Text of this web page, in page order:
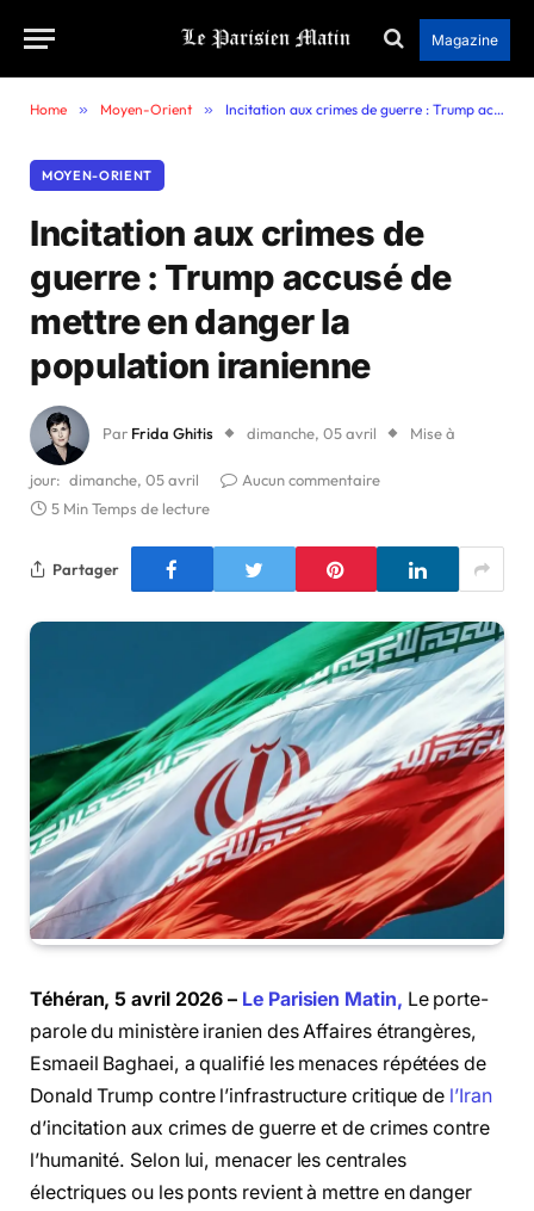
Magazine
Home » Moyen-Orient » Incitation aux crimes de guerre : Trump accusé de mettre en danger la population iranienne
MOYEN-ORIENT
Incitation aux crimes de
guerre : Trump accusé de
mettre en danger la
population iranienne
Par Frida Ghitis dimanche, 05 avril Mise à
jour: dimanche, 05 avril
Aucun commentaire
5 Min Temps de lecture
Partager
Téhéran, 5 avril 2026 – Le Parisien Matin, Le porte-
parole du ministère iranien des Affaires étrangères,
Esmaeil Baghaei, a qualifié les menaces répétées de
Donald Trump contre l’infrastructure critique de l’Iran
d’incitation aux crimes de guerre et de crimes contre
l’humanité. Selon lui, menacer les centrales
électriques ou les ponts revient à mettre en danger